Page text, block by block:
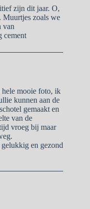
zijn dit jaar. O,
Muurtjes zoals we
van
cement
hele mooie foto, ik
kunnen aan de
gemaakt en
van de
vroeg bij maar
en gezond